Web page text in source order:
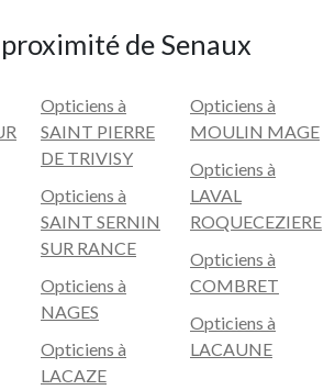
de Senaux
Opticiens à
SAINT PIERRE
DE TRIVISY
Opticiens à
SAINT SERNIN
SUR RANCE
Opticiens à
NAGES
Opticiens à
LACAZE
Opticiens à
MOULIN MAGE
Opticiens à
LAVAL
ROQUECEZIERE
Opticiens à
COMBRET
Opticiens à
LACAUNE